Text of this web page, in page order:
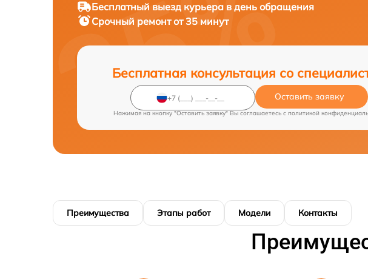
Бесплатный выезд курьера в день обращения
Срочный ремонтот 35 минут
Бесплатная консультация со
Оставить заявку
Нажимая на кнопку "Оставить заявку" Вы соглашаетесь c политикой
Преимущества Этапы работ Модели Контакты